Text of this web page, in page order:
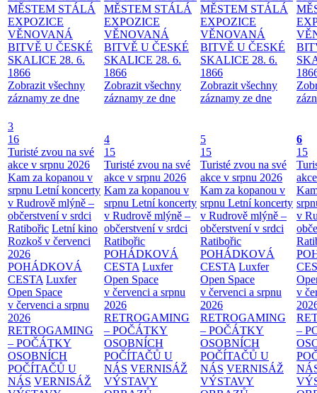
MĚSTEM STÁLÁ
EXPOZICE
VĚNOVANÁ
BITVĚ U ČESKÉ
SKALICE 28. 6.
1866
Zobrazit všechny
záznamy ze dne
MĚSTEM STÁLÁ
EXPOZICE
VĚNOVANÁ
BITVĚ U ČESKÉ
SKALICE 28. 6.
1866
Zobrazit všechny
záznamy ze dne
MĚSTEM STÁLÁ
EXPOZICE
VĚNOVANÁ
BITVĚ U ČESKÉ
SKALICE 28. 6.
1866
Zobrazit všechny
záznamy ze dne
3
16
Turisté zvou na své
akce v srpnu 2026
Kam za kopanou v
srpnu Letní koncerty
v Rudrově mlýně –
občerstvení v srdci
Ratibořic Letní kino
Rozkoš v červenci
2026
POHÁDKOVÁ
CESTA Luxfer
Open Space
v červenci a srpnu
2026
RETROGAMING
– POČÁTKY
OSOBNÍCH
POČÍTAČŮ U
NÁS VERNISÁŽ
4
15
Turisté zvou na své
akce v srpnu 2026
Kam za kopanou v
srpnu Letní koncerty
v Rudrově mlýně –
občerstvení v srdci
Ratibořic
POHÁDKOVÁ
CESTA Luxfer
Open Space
v červenci a srpnu
2026
RETROGAMING
– POČÁTKY
OSOBNÍCH
POČÍTAČŮ U
NÁS VERNISÁŽ
VÝSTAVY
5
15
Turisté zvou na své
akce v srpnu 2026
Kam za kopanou v
srpnu Letní koncerty
v Rudrově mlýně –
občerstvení v srdci
Ratibořic
POHÁDKOVÁ
CESTA Luxfer
Open Space
v červenci a srpnu
2026
RETROGAMING
– POČÁTKY
OSOBNÍCH
POČÍTAČŮ U
NÁS VERNISÁŽ
VÝSTAVY
6
15
v
v
–